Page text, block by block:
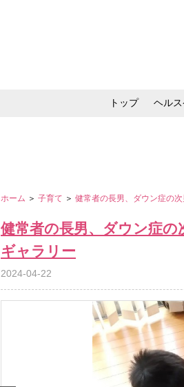
トップ ヘル
ホーム ＞ 子育て ＞ 健常者の長男、ダウン症の
健常者の長男、ダウン症
ギャラリー
2024-04-22